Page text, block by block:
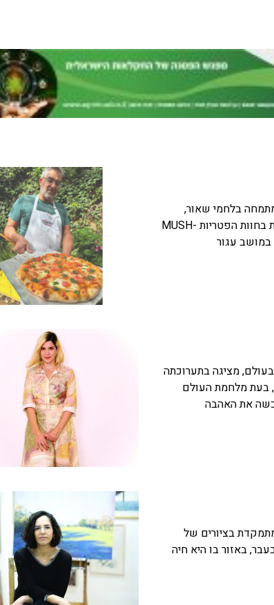
בלחמי שאור,
לחמים כפריים, לחמי כוסמין, חלות ועוד * סיור והרצאה מרתקת בחוות הפטריות MUSH-
בעולם, מציגה בתערוכתה
בעת מלחמת העולם
את האהבה
בציורים של
באזור בו היא חיה